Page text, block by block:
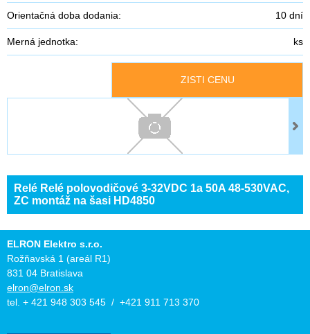
Orientačná doba dodania: 10 dní
Merná jednotka: ks
ZISTI CENU
Relé Relé polovodičové 3-32VDC 1a 50A 48-530VAC,
ZC montáž na šasi HD4850
ELRON Elektro s.r.o.
Rožňavská 1 (areál R1)
831 04 Bratislava
elron@elron.sk
tel. + 421 948 303 545 / +421 911 713 370